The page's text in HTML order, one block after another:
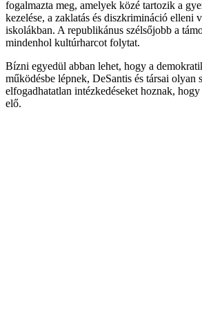
fogalmazta meg, amelyek közé tartozik a
kezelése, a zaklatás és diszkrimináció elleni
iskolákban. A republikánus szélsőjobb a
mindenhol kultúrharcot folytat.
Bízni egyedül abban lehet, hogy a
működésbe lépnek, DeSantis és társai olyan
elfogadhatatlan intézkedéseket hoznak,
elő.